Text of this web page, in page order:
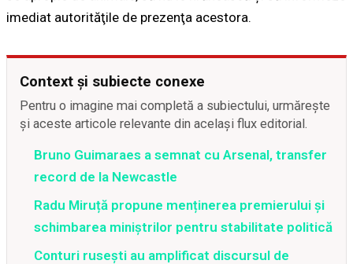
imediat autorităţile de prezenţa acestora.
Context și subiecte conexe
Pentru o imagine mai completă a subiectului, urmărește
și aceste articole relevante din același flux editorial.
Bruno Guimaraes a semnat cu Arsenal, transfer
record de la Newcastle
Radu Miruță propune menținerea premierului și
schimbarea miniștrilor pentru stabilitate politică
Conturi rusești au amplificat discursul de